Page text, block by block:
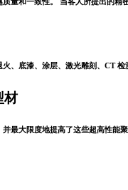
、底漆、涂层、激光雕刻、CT
材
最大限度地提高了这些超高性能